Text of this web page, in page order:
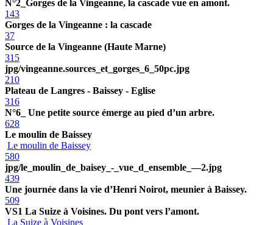
N°2_Gorges de la Vingeanne, la cascade vue en amont.
143
Gorges de la Vingeanne : la cascade
37
Source de la Vingeanne (Haute Marne)
315
jpg/vingeanne.sources_et_gorges_6_50pc.jpg
210
Plateau de Langres - Baissey - Eglise
316
N°6_ Une petite source émerge au pied d’un arbre.
628
Le moulin de Baissey
Le moulin de Baissey
580
jpg/le_moulin_de_baisey_-_vue_d_ensemble_—2.jpg
439
Une journée dans la vie d’Henri Noirot, meunier à Baissey.
509
VS1 La Suize à Voisines. Du pont vers l’amont.
La Suize à Voisines